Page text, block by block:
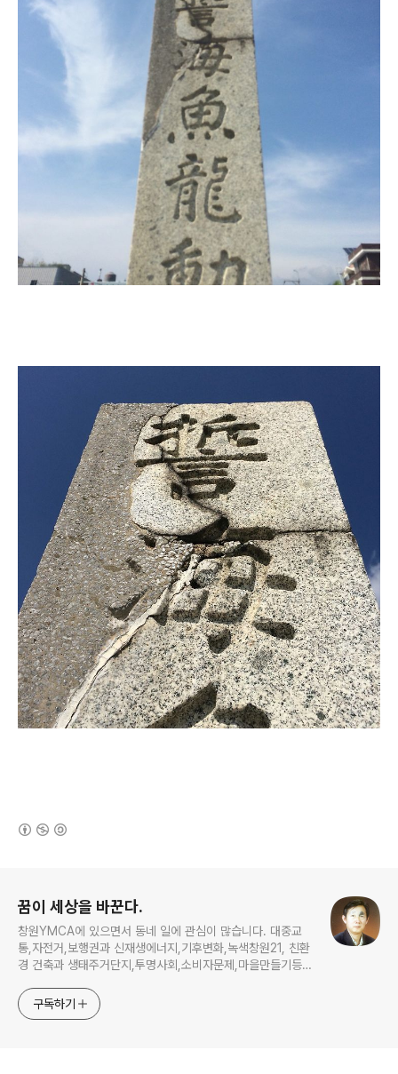
꿈이 세상을 바꾼다.
창원YMCA에 있으면서 동네 일에 관심이 많습니다. 대중교
통,자전거,보행권과 신재생에너지,기후변화,녹색창원21, 친환
경 건축과 생태주거단지,투명사회,소비자문제,마을만들기등...
구독하기